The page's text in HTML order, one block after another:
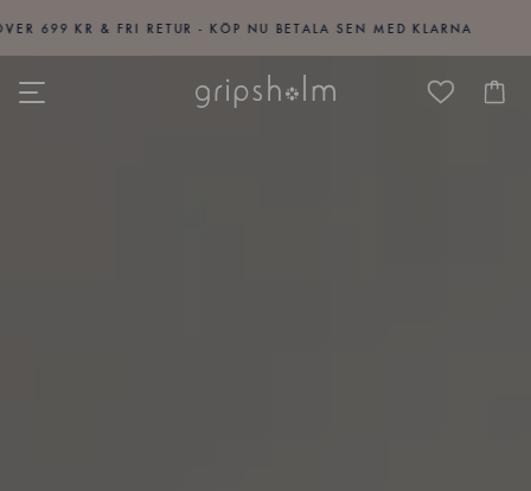
& FRI RETUR - KÖP NU BETALA SEN MED KLARNA